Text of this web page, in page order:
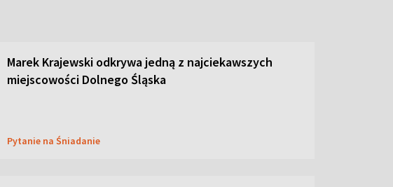
Marek Krajewski odkrywa jedną z najciekawszych
miejscowości Dolnego Śląska
Pytanie na Śniadanie